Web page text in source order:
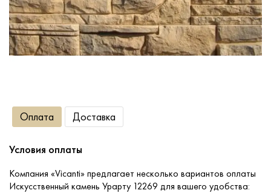
Сопутствующие товары
Услуги
Портфолио
Оплата Доставка
Условия оплаты
Компания «Vicanti» предлагает несколько вариантов оплаты
Искусственный камень Урарту 12269 для вашего удобства: